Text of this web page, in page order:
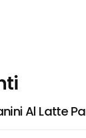
Al Latte